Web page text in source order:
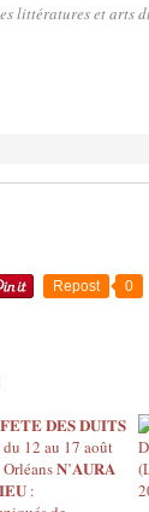
littératures et arts
Repost 0